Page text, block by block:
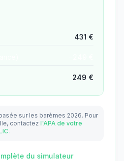
431 €
249 €
sur les barèmes 2026. Pour
contactez l'APA de votre
.
du simulateur